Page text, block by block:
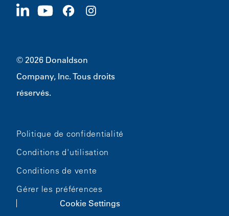
Développement durable
1400 W 94th Street
© 2026 Donaldson
Company, Inc. Tous droits
réservés.
Politique de confidentialité
Conditions d'utilisation
Conditions de vente
Gérer les préférences
Cookie Settings